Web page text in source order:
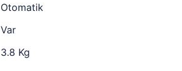
Otomatik
Var
3.8 Kg